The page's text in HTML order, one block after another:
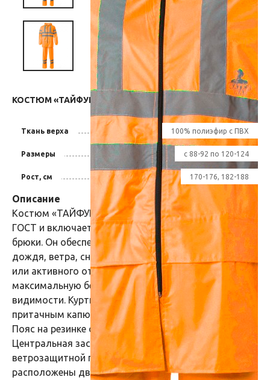
КОСТЮМ «ТАЙФУН» С СОП ОРАНЖЕВЫЙ
Ткань верха 100% полиэфир с ПВХ
Размеры с 88-92 по 120-124
Рост, см 170-176, 182-188
Описание
Костюм «ТАЙФУН» изготовлен в соответствии с
ГОСТ и включает в себя два предмета: куртка /
брюки. Он обеспечивает максимальную защиту от
дождя, ветра, снега и загрязнений во время работы
или активного отдыха, а также обеспечивает
максимальную безопасность в условиях плохой
видимости. Куртка прямого силуэта оснащена
притачным капюшоном и отложным воротником.
Пояс на резинке обеспечивает комфортную посадку.
Центральная застежка на молнию скрыта за
ветрозащитной планкой на кнопках. На куртке
расположены два нижних кармана с